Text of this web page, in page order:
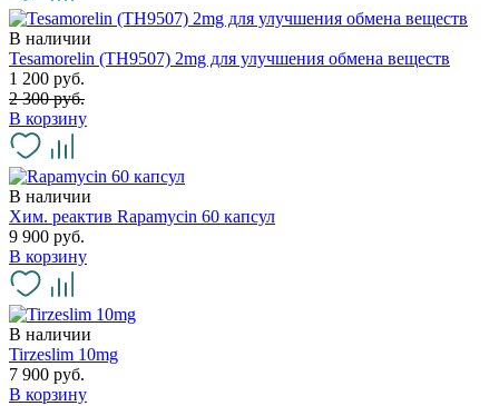
В наличии
Tesamorelin (TH9507) 2mg для улучшения обмена веществ
1 200 руб.
2 300 руб.
В корзину
В наличии
Хим. реактив Rapamycin 60 капсул
9 900 руб.
В корзину
В наличии
Tirzeslim 10mg
7 900 руб.
В корзину